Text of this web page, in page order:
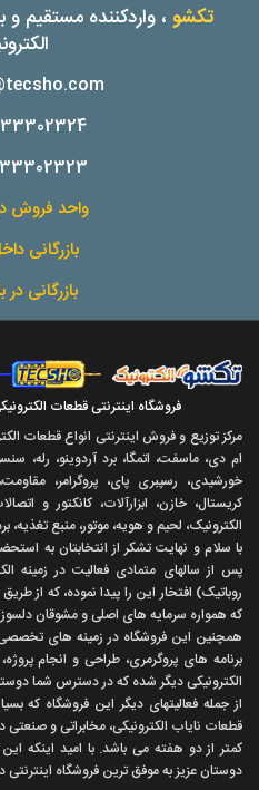
تکشو ، واردکننده مستقیم
33302324
33302323
واحد فروش
بازرگانی
بازرگانی در
فروشگاه اینترنتی قطعات
مرکز توزیع و فروش اینترنتی انواع قطعات
ام دی، ماسفت، اتمگا، برد آردوینو، رله،
خورشیدی، رسپبری پای، پروگرامر،
کریستال، خازن، ابزارآلات، کانکتور و
الکترونیک، لحیم و هویه، موتور، منبع
با سلام و نهايت تشکر از انتخابتان به
پس از سالهای متمادی فعاليت در زمينه
روباتيک) افتخار اين را پيدا نموده، که از
که همواره سرمايه های اصلی و مشوقان دلسوز
همچنين اين فروشگاه در زمينه های
برنامه های پروگرمری، طراحی و انجام
الکترونيکی ديگر شده که در دسترس شما
از جمله فعاليتهای ديگر اين فروشگاه که
قطعات ناياب الکترونيکی، مخابراتی و
کمتر از دو هفته می باشد. با اميد اينکه
دوستان عزيز به موفق ترين فروشگاه اینترنتی